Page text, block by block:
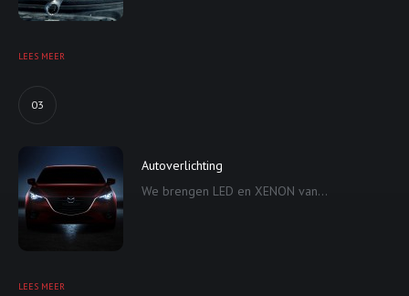
LEES MEER
03
Autoverlichting
We brengen LED en XENON van...
LEES MEER